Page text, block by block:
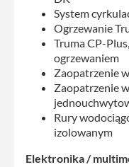
System
Ogrzewanie
Truma CP-
ogrzewaniem
Zaopatrzenie
Zaopatrzenie
Rury
izolowanym
Elektronika /